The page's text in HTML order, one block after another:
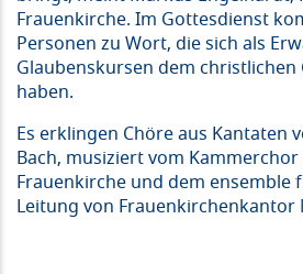
Frauenkirche. Im Gottesdienst
Personen zu Wort, die sich als
Glaubenskursen dem
haben.
Es erklingen Chöre aus Kantaten
Bach, musiziert vom
Frauenkirche und dem
Leitung von